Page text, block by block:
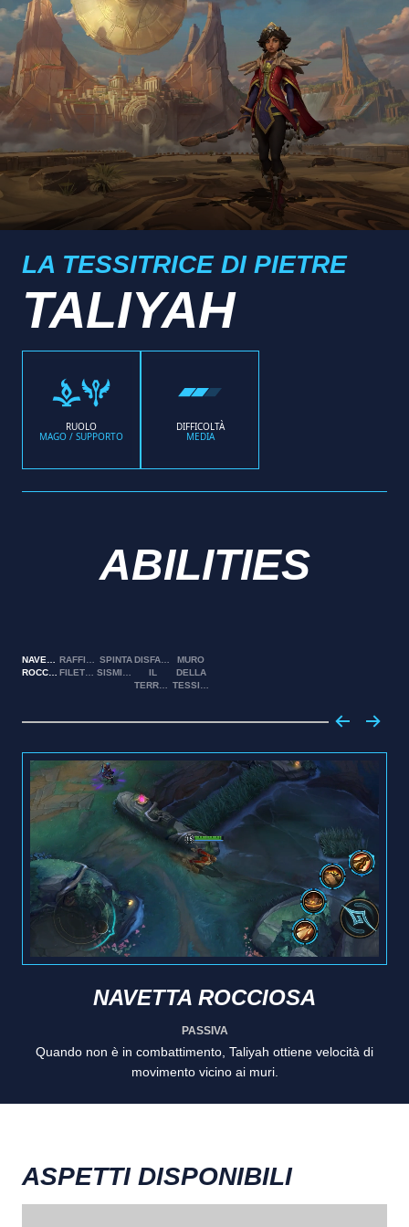
LA TESSITRICE DI PIETRE
TALIYAH
RUOLO
MAGO / SUPPORTO
DIFFICOLTÀ
MEDIA
ABILITIES
NAVETTARAFFICA SPINTA DISFARE
IL
MURO
DELLA
NAVETTA ROCCIOSA
PASSIVA
Quando non è in combattimento, Taliyah ottiene velocità di
movimento vicino ai muri.
ASPETTI DISPONIBILI